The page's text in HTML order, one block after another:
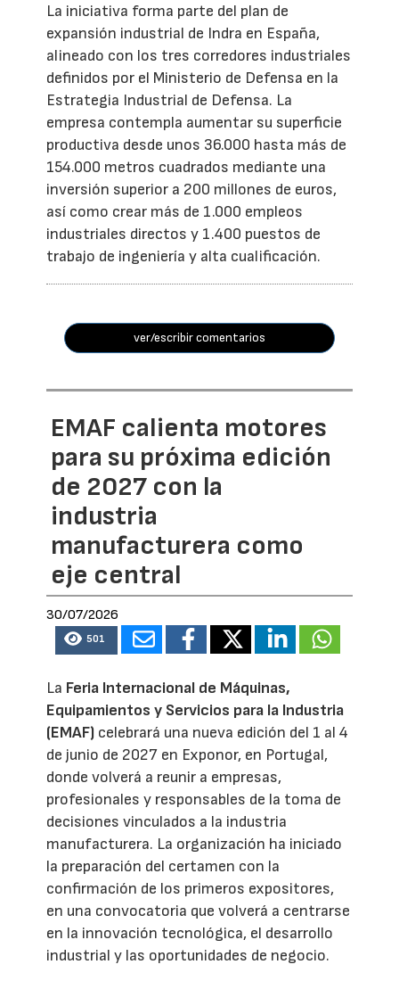
La iniciativa forma parte del plan de
expansión industrial de Indra en España,
alineado con los tres corredores industriales
definidos por el Ministerio de Defensa en la
Estrategia Industrial de Defensa. La
empresa contempla aumentar su superficie
productiva desde unos 36.000 hasta más de
154.000 metros cuadrados mediante una
inversión superior a 200 millones de euros,
así como crear más de 1.000 empleos
industriales directos y 1.400 puestos de
trabajo de ingeniería y alta cualificación.
ver/escribir comentarios
EMAF calienta motores
para su próxima edición
de 2027 con la
industria
manufacturera como
eje central
30/07/2026
501
La Feria Internacional de Máquinas,
Equipamientos y Servicios para la Industria
(EMAF) celebrará una nueva edición del 1 al 4
de junio de 2027 en Exponor, en Portugal,
donde volverá a reunir a empresas,
profesionales y responsables de la toma de
decisiones vinculados a la industria
manufacturera. La organización ha iniciado
la preparación del certamen con la
confirmación de los primeros expositores,
en una convocatoria que volverá a centrarse
en la innovación tecnológica, el desarrollo
industrial y las oportunidades de negocio.